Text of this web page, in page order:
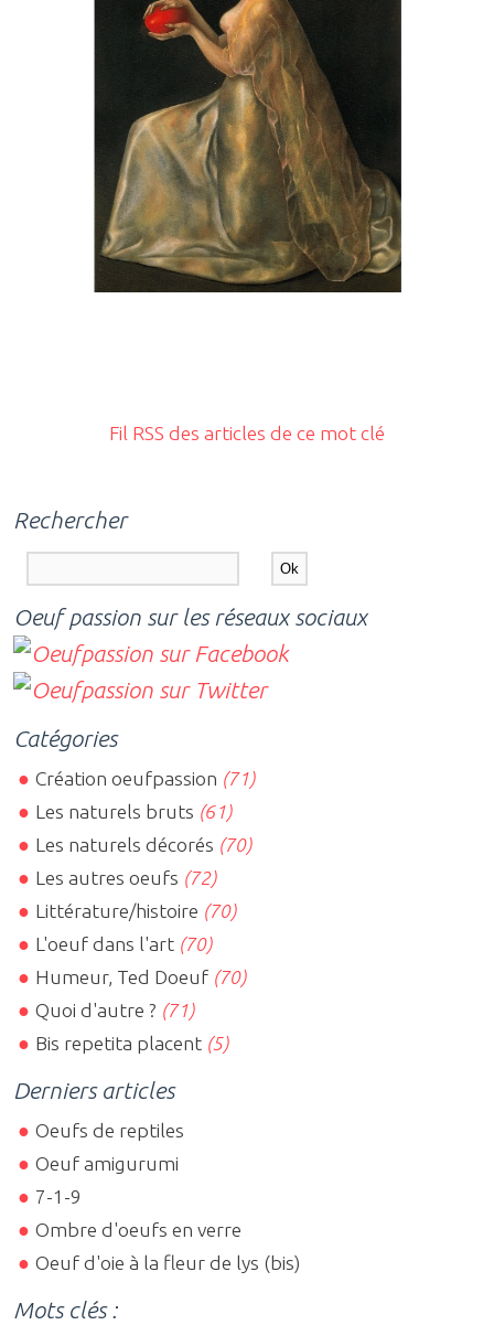
Fil RSS des articles de ce mot clé
Rechercher
Oeuf passion sur les réseaux sociaux
Catégories
Création oeufpassion (71)
Les naturels bruts (61)
Les naturels décorés (70)
Les autres oeufs (72)
Littérature/histoire (70)
L'oeuf dans l'art (70)
Humeur, Ted Doeuf (70)
Quoi d'autre ? (71)
Bis repetita placent (5)
Derniers articles
Oeufs de reptiles
Oeuf amigurumi
7-1-9
Ombre d'oeufs en verre
Oeuf d'oie à la fleur de lys (bis)
Mots clés :